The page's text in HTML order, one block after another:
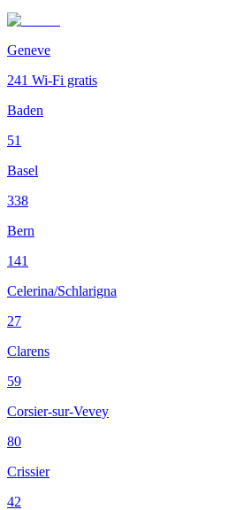
Geneve
241 Wi-Fi gratis
Baden
51
Basel
338
Bern
141
Celerina/Schlarigna
27
Clarens
59
Corsier-sur-Vevey
80
Crissier
42